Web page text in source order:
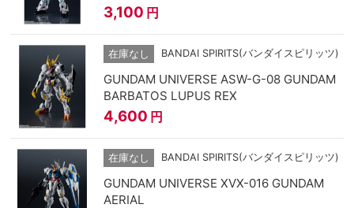
3,100 円
在庫なし BANDAI SPIRITS(バンダイスピリッツ)
GUNDAM UNIVERSE ASW-G-08 GUNDAM
BARBATOS LUPUS REX
4,600 円
在庫なし BANDAI SPIRITS(バンダイスピリッツ)
GUNDAM UNIVERSE XVX-016 GUNDAM
AERIAL